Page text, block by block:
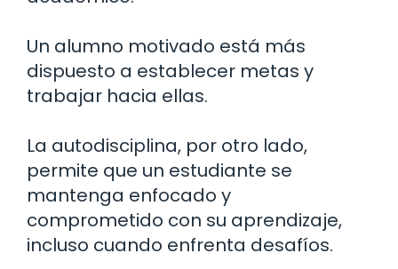
Un alumno motivado está más
dispuesto a establecer metas y
trabajar hacia ellas.
La autodisciplina, por otro lado,
permite que un estudiante se
mantenga enfocado y
comprometido con su aprendizaje,
incluso cuando enfrenta desafíos.